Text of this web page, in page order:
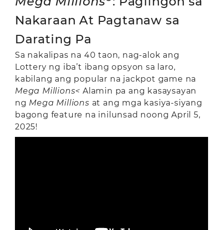
Nakaraan At Pagtanaw sa
Darating Pa
Sa nakalipas na 40 taon, nag-alok ang
Lottery ng iba’t ibang opsyon sa laro,
kabilang ang popular na jackpot game na
Mega Millions< Alamin pa ang kasaysayan
ng Mega Millions at ang mga kasiya-siyang
bagong feature na inilunsad noong April 5,
2025!